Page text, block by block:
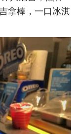
拿棒，一口冰淇